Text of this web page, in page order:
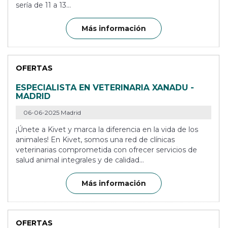
sería de 11 a 13...
Más información
OFERTAS
ESPECIALISTA EN VETERINARIA XANADU -
MADRID
06-06-2025 Madrid
¡Únete a Kivet y marca la diferencia en la vida de los
animales! En Kivet, somos una red de clínicas
veterinarias comprometida con ofrecer servicios de
salud animal integrales y de calidad...
Más información
OFERTAS